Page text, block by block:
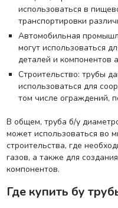
использоваться в
транспортировки
Автомобильная
могут использоваться
деталей и компонентов
Строительство: трубы
использоваться для
том числе ограждений,
В общем, труба б/у
может использоваться во
строительства, где
газов, а также для
компонентов.
Где купить бу